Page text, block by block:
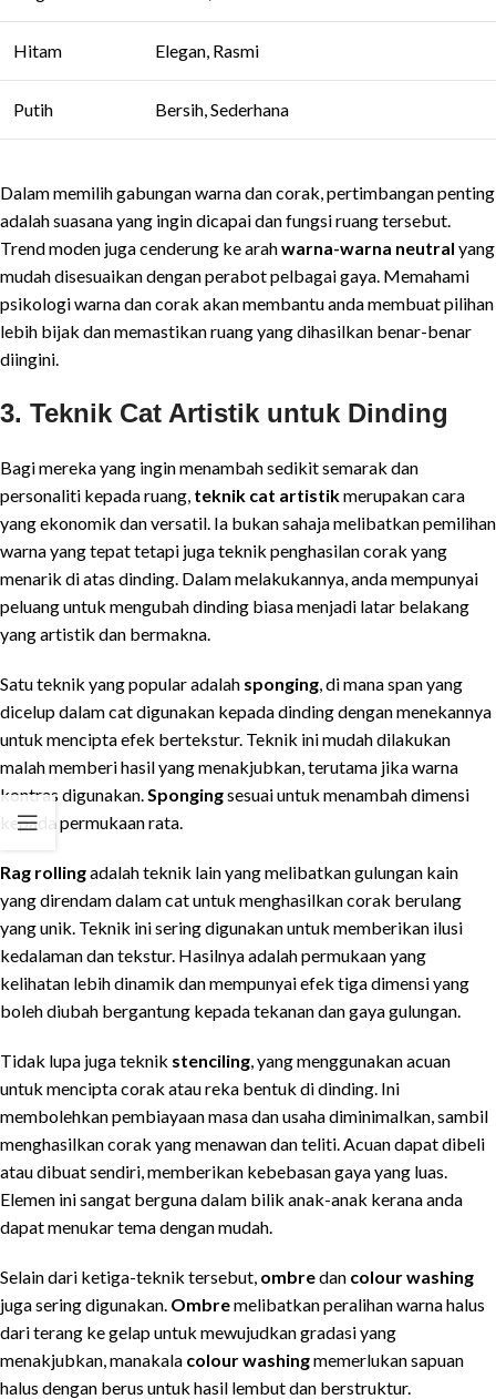
Hitam Elegan, Rasmi
Putih Bersih, Sederhana
Dalam memilih gabungan warna dan corak, pertimbangan penting
adalah suasana yang ingin dicapai dan fungsi ruang tersebut.
Trend moden juga cenderung ke arahwarna-warna neutral yang
mudah disesuaikan dengan perabot pelbagai gaya. Memahami
psikologi warna dan corak akan membantu anda membuat pilihan
lebih bijak dan memastikan ruang yang dihasilkan benar-benar
diingini.
3. Teknik Cat Artistik untuk Dinding
Bagi mereka yang ingin menambah sedikit semarak dan
personaliti kepada ruang, teknik cat artistikmerupakan cara
yang ekonomik dan versatil. Ia bukan sahaja melibatkan pemilihan
warna yang tepat tetapi juga teknik penghasilan corak yang
menarik di atas dinding. Dalam melakukannya, anda mempunyai
peluang untuk mengubah dinding biasa menjadi latar belakang
yang artistik dan bermakna.
Satu teknik yang popular adalah sponging , di mana span yang
dicelup dalam cat digunakan kepada dinding dengan menekannya
untuk mencipta efek bertekstur. Teknik ini mudah dilakukan
malah memberi hasil yang menakjubkan, terutama jika warna
kontras digunakan. Spongingsesuai untuk menambah dimensi
kepada permukaan rata.
Rag rollingadalah teknik lain yang melibatkan gulungan kain
yang direndam dalam cat untuk menghasilkan corak berulang
yang unik. Teknik ini sering digunakan untuk memberikan ilusi
kedalaman dan tekstur. Hasilnya adalah permukaan yang
kelihatan lebih dinamik dan mempunyai efek tiga dimensi yang
boleh diubah bergantung kepada tekanan dan gaya gulungan.
Tidak lupa juga teknik stenciling , yang menggunakan acuan
untuk mencipta corak atau reka bentuk di dinding. Ini
membolehkan pembiayaan masa dan usaha diminimalkan, sambil
menghasilkan corak yang menawan dan teliti. Acuan dapat dibeli
atau dibuat sendiri, memberikan kebebasan gaya yang luas.
Elemen ini sangat berguna dalam bilik anak-anak kerana anda
dapat menukar tema dengan mudah.
Selain dari ketiga-teknik tersebut, ombredan colour washing
juga sering digunakan. Ombremelibatkan peralihan warna halus
dari terang ke gelap untuk mewujudkan gradasi yang
menakjubkan, manakala colour washingmemerlukan sapuan
halus dengan berus untuk hasil lembut dan berstruktur.